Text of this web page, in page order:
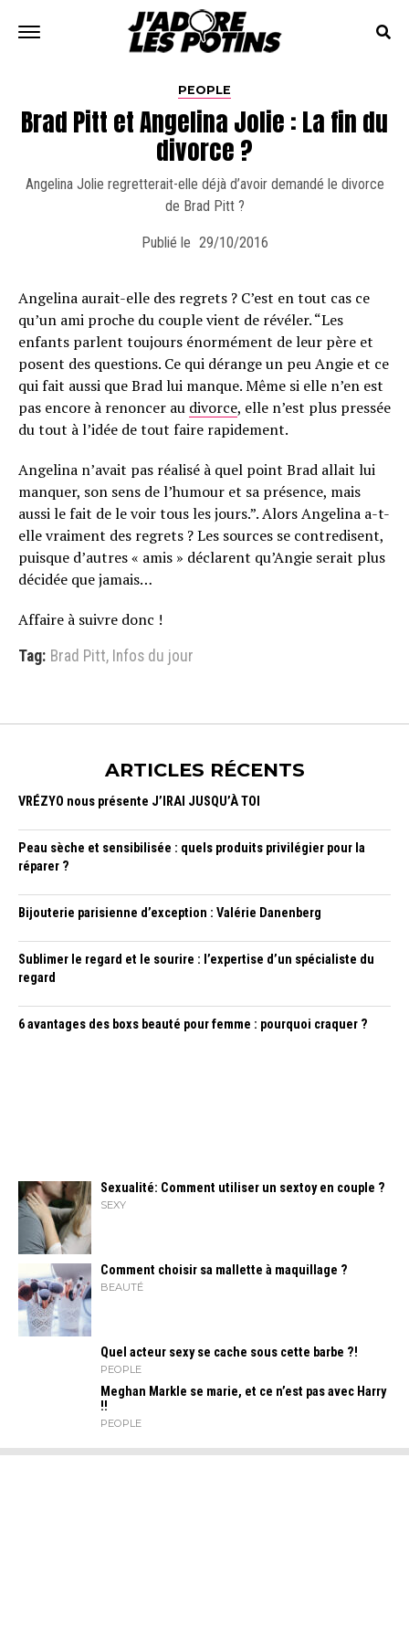
PEOPLE
Brad Pitt et Angelina Jolie : La fin du
divorce ?
Angelina Jolie regretterait-elle déjà d’avoir demandé le divorce
de Brad Pitt ?
Publié le 29/10/2016
Angelina aurait-elle des regrets ? C’est en tout cas ce
qu’un ami proche du couple vient de révéler. “Les
enfants parlent toujours énormément de leur père et
posent des questions. Ce qui dérange un peu Angie et ce
qui fait aussi que Brad lui manque. Même si elle n’en est
pas encore à renoncer au divorce, elle n’est plus pressée
du tout à l’idée de tout faire rapidement.
Angelina n’avait pas réalisé à quel point Brad allait lui
manquer, son sens de l’humour et sa présence, mais
aussi le fait de le voir tous les jours.”. Alors Angelina a-t-
elle vraiment des regrets ? Les sources se contredisent,
puisque d’autres « amis » déclarent qu’Angie serait plus
décidée que jamais…
Affaire à suivre donc !
Tag: Brad Pitt, Infos du jour
ARTICLES RÉCENTS
VRÉZYO nous présente J’IRAI JUSQU’À TOI
Peau sèche et sensibilisée : quels produits privilégier pour la
réparer ?
Bijouterie parisienne d’exception : Valérie Danenberg
Sublimer le regard et le sourire : l’expertise d’un spécialiste du
regard
6 avantages des boxs beauté pour femme : pourquoi craquer ?
Sexualité: Comment utiliser un sextoy en couple ?
SEXY
Comment choisir sa mallette à maquillage ?
BEAUTÉ
Quel acteur sexy se cache sous cette barbe ?!
PEOPLE
Meghan Markle se marie, et ce n’est pas avec Harry
!!
PEOPLE